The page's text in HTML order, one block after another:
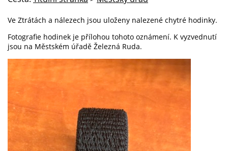
Ve Ztrátách a nálezech jsou uloženy nalezené chytré hodinky.
Fotografie hodinek je přílohou tohoto oznámení. K vyzvednutí
jsou na Městském úřadě Železná Ruda.